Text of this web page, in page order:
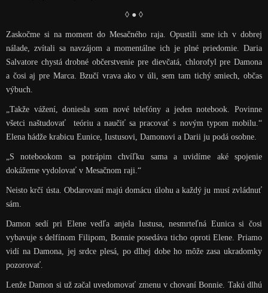
◊ ● ◊
Zaskočme si na moment do Mesačného raja. Opustili sme ich v dobrej
nálade, zvítali sa navzájom a momentálne ich je plné priedomie. Daria
Salvatore chystá drobné občerstvenie pre dievčatá, chlorofyl pre Damona
a čosi aj pre Marca. Bzučí vrava ako v úli, sem tam tichý smiech, občas
výbuch.
„Takže vážení, doniesla som nové telefóny a jeden notebook. Povinne
všetci naštudovať teóriu a naučiť sa pracovať s novým typom mobilu.“
Elena hádže krabicu Eunice, Iustusovi, Damonovi a Darii ju podá osobne.
„S notebookom sa potrápim chvíľku sama a uvidíme aké spojenie
dokážeme vydolovať v Mesačnom raji.“
Neisto krčí ústa. Obdarovaní majú domácu úlohu a každý ju musí zvládnuť
sám.
Damon sedí pri Elene vedľa anjela Iustusa, nesmrteľná Eunica si čosi
vybavuje s delfínom Filipom, Bonnie posedáva ticho oproti Elene. Priamo
vidí na Damona, jej srdce plesá, po dlhej dobe ho môže zasa ukradomky
pozorovať.
Lenže Damon si už začal uvedomovať zmenu v chovaní Bonnie. Takú dlhú